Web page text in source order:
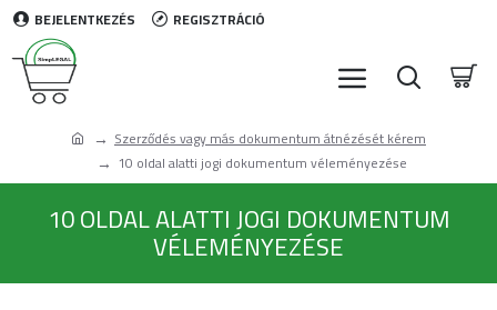
BEJELENTKEZÉS REGISZTRÁCIÓ
Szerződés vagy más dokumentum átnézését kérem
10 oldal alatti jogi dokumentum véleményezése
10 OLDAL ALATTI JOGI DOKUMENTUM
VÉLEMÉNYEZÉSE